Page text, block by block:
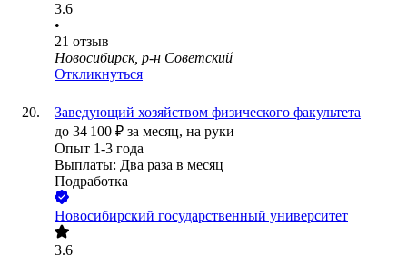
3.6
•
21 отзыв
Новосибирск, р-н Советский
Откликнуться
Заведующий хозяйством физического факультета
до 34 100 ₽ за месяц, на руки
Опыт 1-3 года
Выплаты: Два раза в месяц
Подработка
Новосибирский государственный университет
3.6